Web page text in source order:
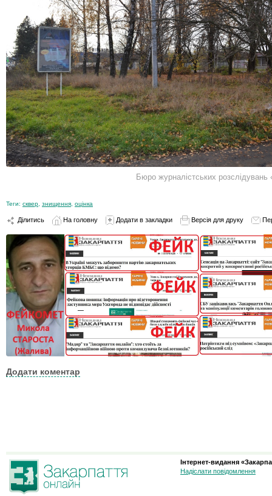
Бюро журналістських
Теги: сквер знищення оцінка
Ділитись На головну Додати в закладки Версія для друку
Додати коментар
Інтернет-видання
Надіслати повідомлення